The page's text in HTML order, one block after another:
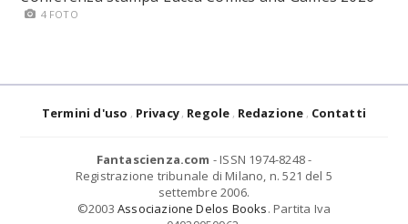
4 FOTO
Termini d'uso Privacy Regole Redazione Contatti
Fantascienza.com - ISSN 1974-8248 -
Registrazione tribunale di Milano, n. 521 del 5
settembre 2006.
©2003 Associazione Delos Books. Partita Iva